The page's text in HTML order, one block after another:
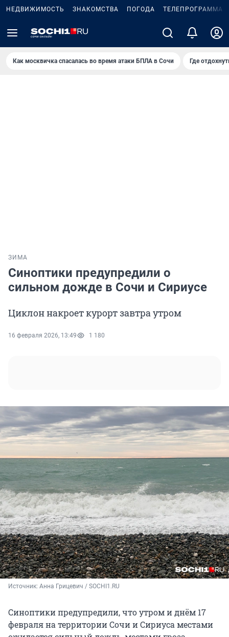
НЕДВИЖИМОСТЬ ЗНАКОМСТВА ПОГОДА ТЕЛЕПРОГРАММА
Как москвичка спасалась во время атаки БПЛА в Сочи Где
ЗИМА
Синоптики предупредили о
сильном дожде в Сочи и Сириусе
Циклон накроет курорт завтра утром
16 февраля 2026, 13:49 1 180
Источник: Анна Грицевич / SOCHI1.RU
Синоптики предупредили, что утром и днём 17
февраляна территории Сочи и Сириуса местами